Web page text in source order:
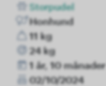
Storpudel
Honhund
11 kg
24 kg
1 år, 10 månader
02/10/2024